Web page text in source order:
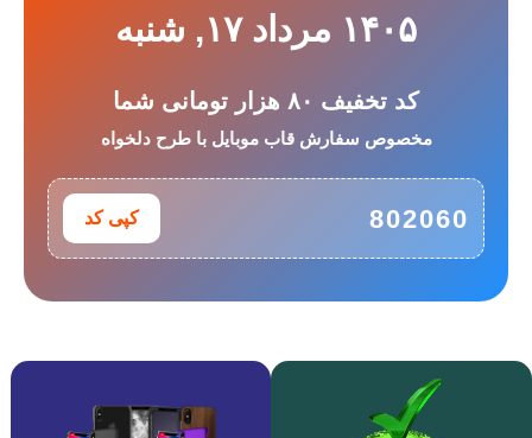
۱۴۰۵ مرداد ۱۷, شنبه
کد تخفیف ۸۰ هزار تومانی شما
مخصوص سفارش قاب موبایل با طرح دلخواه
802060 کپی کد